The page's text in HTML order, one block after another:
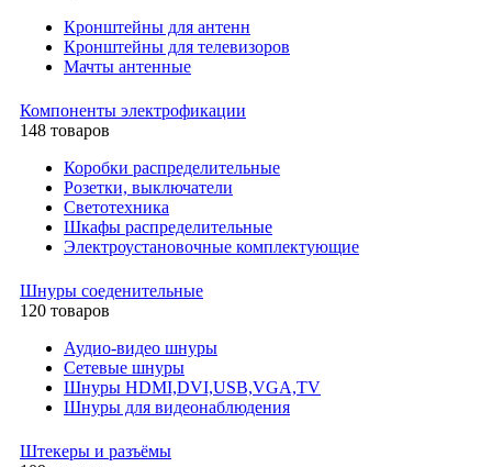
Кронштейны для антенн
Кронштейны для телевизоров
Мачты антенные
Компоненты электрофикации
148 товаров
Коробки распределительные
Розетки, выключатели
Светотехника
Шкафы распределительные
Электроустановочные комплектующие
Шнуры соеденительные
120 товаров
Аудио-видео шнуры
Сетевые шнуры
Шнуры HDMI,DVI,USB,VGA,TV
Шнуры для видеонаблюдения
Штекеры и разъёмы